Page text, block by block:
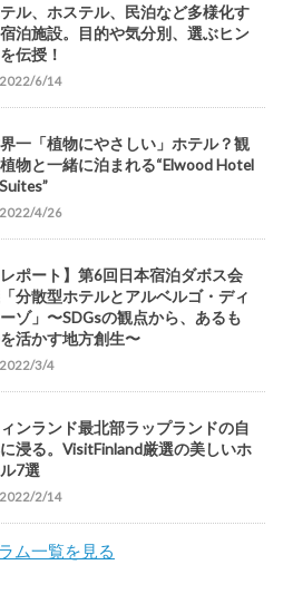
ル、ホステル、民泊など多様化す
泊施設。目的や気分別、選ぶヒン
を伝授！
2022/6/14
一「植物にやさしい」ホテル？観
物と一緒に泊まれる“Elwood Hotel
2022/4/26
レポート】第6回日本宿泊ダボス会
分散型ホテルとアルベルゴ・ディ
ゾ」〜SDGsの観点から、あるも
活かす地方創生〜
2022/3/4
ンランド最北部ラップランドの自
浸る。VisitFinland厳選の美しいホ
7選
2022/2/14
ム一覧を見る